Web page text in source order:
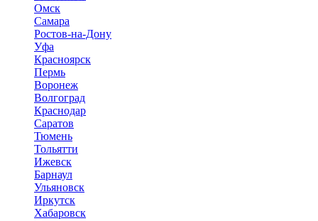
Омск
Самара
Ростов-на-Дону
Уфа
Красноярск
Пермь
Воронеж
Волгоград
Краснодар
Саратов
Тюмень
Тольятти
Ижевск
Барнаул
Ульяновск
Иркутск
Хабаровск